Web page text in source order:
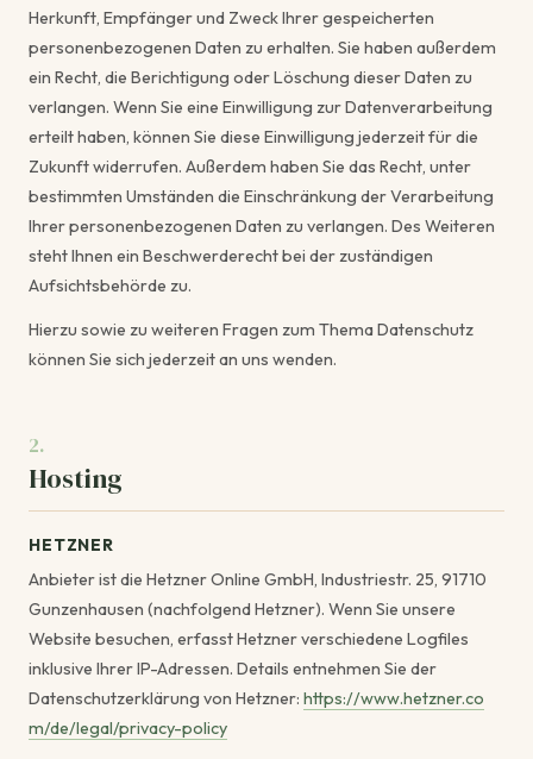
Herkunft, Empfänger und Zweck Ihrer gespeicherten
personenbezogenen Daten zu erhalten. Sie haben außerdem
ein Recht, die Berichtigung oder Löschung dieser Daten zu
verlangen. Wenn Sie eine Einwilligung zur Datenverarbeitung
erteilt haben, können Sie diese Einwilligung jederzeit für die
Zukunft widerrufen. Außerdem haben Sie das Recht, unter
bestimmten Umständen die Einschränkung der Verarbeitung
Ihrer personenbezogenen Daten zu verlangen. Des Weiteren
steht Ihnen ein Beschwerderecht bei der zuständigen
Aufsichtsbehörde zu.
Hierzu sowie zu weiteren Fragen zum Thema Datenschutz
können Sie sich jederzeit an uns wenden.
2.
Hosting
HETZNER
Anbieter ist die Hetzner Online GmbH, Industriestr. 25, 91710
Gunzenhausen (nachfolgend Hetzner). Wenn Sie unsere
Website besuchen, erfasst Hetzner verschiedene Logfiles
inklusive Ihrer IP-Adressen. Details entnehmen Sie der
Datenschutzerklärung von Hetzner: https://www.hetzner.co
m/de/legal/privacy-policy